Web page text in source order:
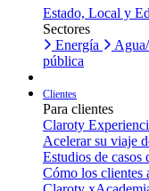
Estado, Local y
Sectores
Energía
pública
Clientes
Para clientes
Claroty
Acelerar su viaje
Estudios de casos
Cómo los clientes